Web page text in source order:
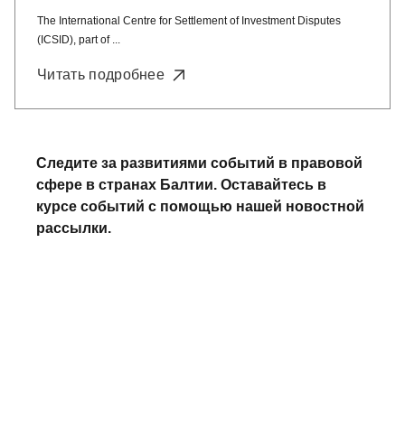
The International Centre for Settlement of Investment Disputes
(ICSID), part of ...
Читать подробнее
Следите за развитиями событий в правовой
сфере в странах Балтии. Оставайтесь в
курсе событий с помощью нашей новостной
рассылки.